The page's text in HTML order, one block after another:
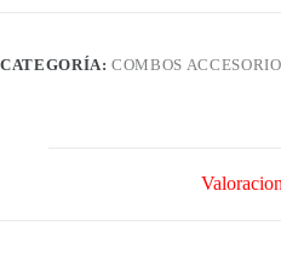
SOBREPONER
CATEGORÍA:COMBOS